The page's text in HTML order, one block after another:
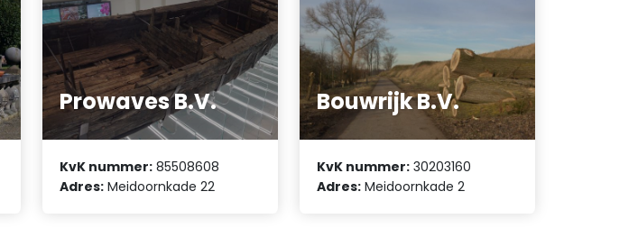
Prowaves B.V.
KvK nummer: 85508608
Adres: Meidoornkade 22
Bouwrijk B.V.
KvK nummer: 30203160
Adres: Meidoornkade 2